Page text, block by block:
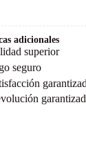
adicionales
superior
seguro